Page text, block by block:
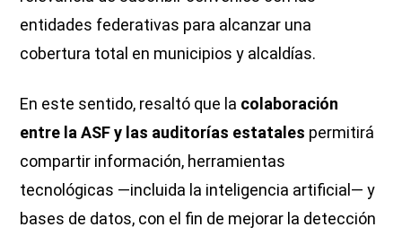
entidades federativas para alcanzar una
cobertura total en municipios y alcaldías.
En este sentido, resaltó que la colaboración
entre la ASF y las auditorías estatales permitirá
compartir información, herramientas
tecnológicas —incluida la inteligencia artificial— y
bases de datos, con el fin de mejorar la detección